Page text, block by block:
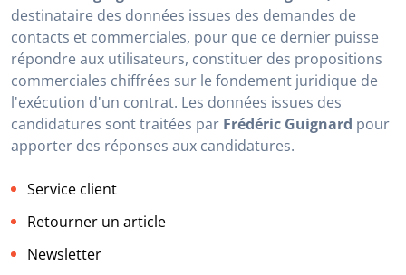
destinataire des données issues des demandes de
contacts et commerciales, pour que ce dernier puisse
répondre aux utilisateurs, constituer des propositions
commerciales chiffrées sur le fondement juridique de
l'exécution d'un contrat. Les données issues des
candidatures sont traitées par Frédéric Guignard pour
apporter des réponses aux candidatures.
Service client
Retourner un article
Newsletter